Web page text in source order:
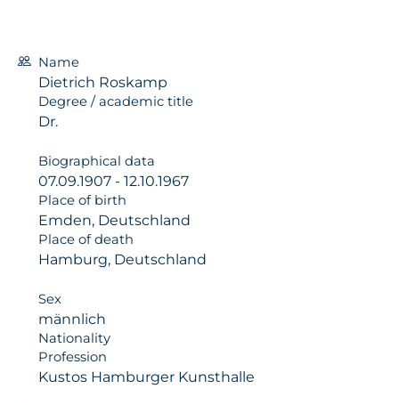
Name
Dietrich Roskamp
Degree / academic title
Dr.
Biographical data
07.09.1907 - 12.10.1967
Place of birth
Emden, Deutschland
Place of death
Hamburg, Deutschland
Sex
männlich
Nationality
Profession
Kustos Hamburger Kunsthalle